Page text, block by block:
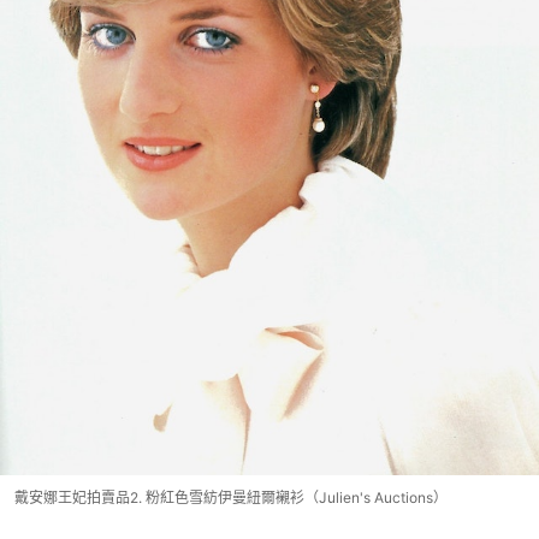
戴安娜王妃拍賣品2. 粉紅色雪紡伊曼紐爾襯衫（Julien's Auctions）